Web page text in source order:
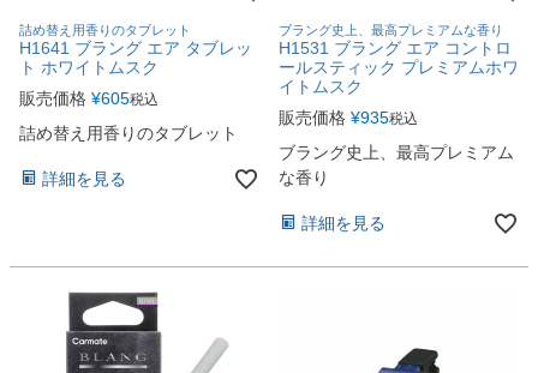
詰め替え用香りのタブレット
H1641 ブラング エア タブレッ
ト ホワイトムスク
販売価格 ¥605税込
詰め替え用香りのタブレット
詳細を見る
ブラング史上、最高プレミアムな香り
H1531 ブラング エア コントロ
ールスティック プレミアムホワ
イトムスク
販売価格 ¥935税込
ブラング史上、最高プレミアム
な香り
詳細を見る